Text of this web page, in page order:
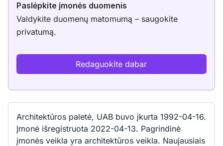
Paslėpkite įmonės duomenis
Valdykite duomenų matomumą – saugokite
privatumą.
Redaguokite dabar
Architektūros paletė, UAB buvo įkurta 1992-04-16.
Įmonė išregistruota 2022-04-13. Pagrindinė
įmonės veikla yra architektūros veikla. Naujausiais